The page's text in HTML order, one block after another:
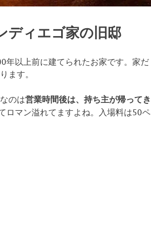
ディエゴ家の旧邸
年以上前に建てられたお家です。家だ
ます。
のは営業時間後は、持ち主が帰ってき
ロマン溢れてますよね。入場料は50ペ